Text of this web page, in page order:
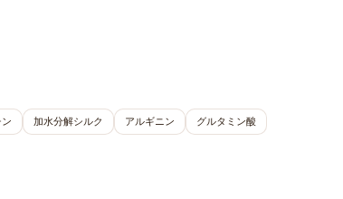
加水分解シルク アルギニン
グルタミン酸